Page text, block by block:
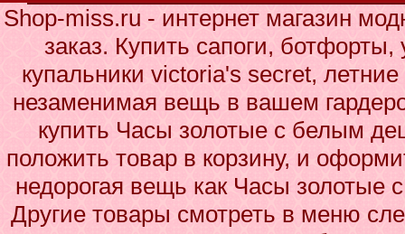
Shop-miss.ru - интернет магазин
заказ. Купить сапоги,
купальники victoria's secret,
незаменимая вещь в вашем
купить Часы золотые с белым
положить товар в корзину, и
недорогая вещь как Часы золотые
Другие товары смотреть в меню